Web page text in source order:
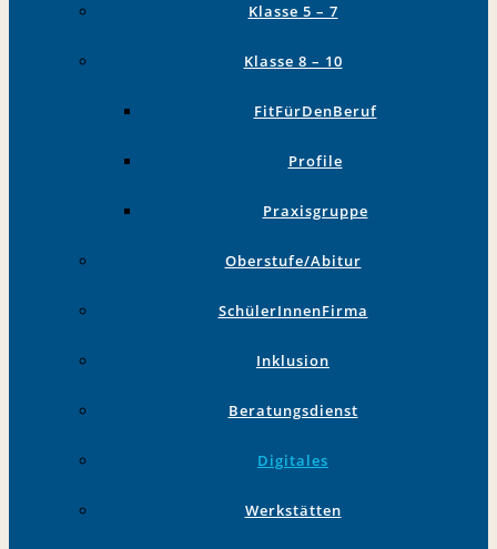
Klasse 5 – 7
Klasse 8 – 10
FitFürDenBeruf
Profile
Praxisgruppe
Oberstufe/Abitur
SchülerInnenFirma
Inklusion
Beratungsdienst
Digitales
Werkstätten